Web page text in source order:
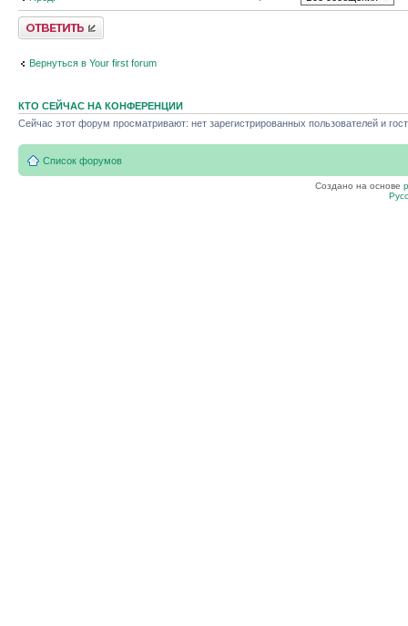
Ответить
Вернуться в Your first forum
КТО СЕЙЧАС НА КОНФЕРЕНЦИИ
Сейчас этот форум просматривают: нет зарегистрированных пользователей и
Список форумов
Создано на основе